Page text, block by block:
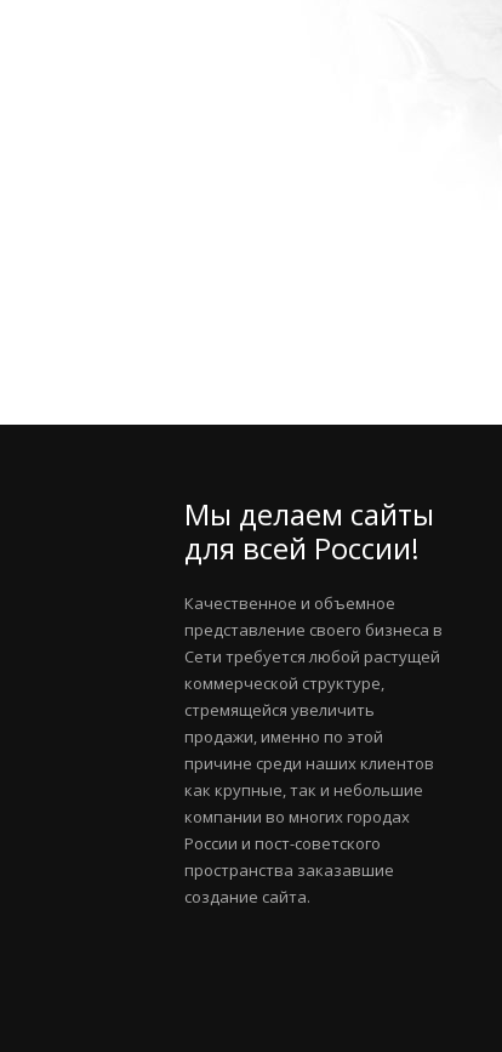
Мы делаем сайты
для всей России!
Качественное и объемное
представление своего бизнеса в
Сети требуется любой растущей
коммерческой структуре,
стремящейся увеличить
продажи, именно по этой
причине среди наших клиентов
как крупные, так и небольшие
компании во многих городах
России и пост-советского
пространства заказавшие
создание сайта.